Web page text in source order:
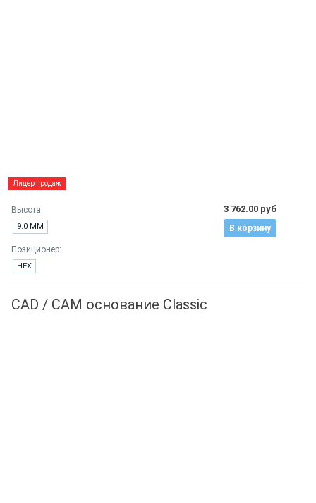
Лидер продаж
Высота:
9.0 ММ
Позиционер:
HEX
3 762.00 руб
В корзину
CAD / CAM основание Classic